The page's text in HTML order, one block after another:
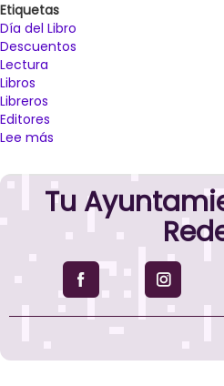
Etiquetas
Día del Libro
Descuentos
Lectura
Libros
Libreros
Editores
Lee más
y
editores
vuelven
más
la
calle
con
Tu